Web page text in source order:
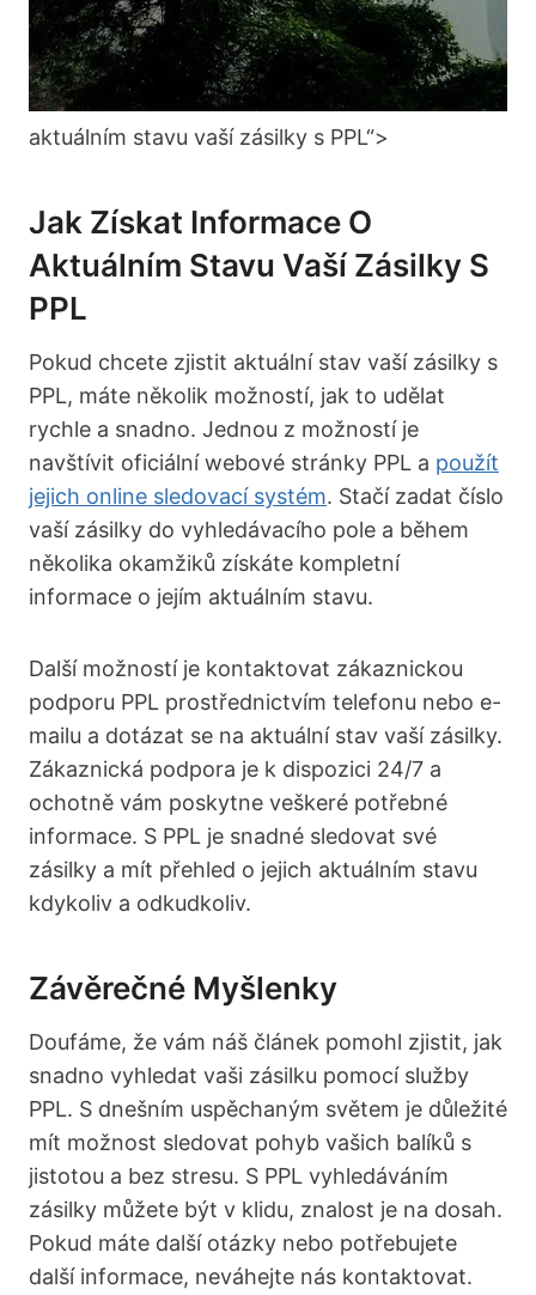
aktuálním stavu vaší zásilky s PPL“>
Jak Získat Informace O
Aktuálním Stavu Vaší Zásilky S
PPL
Pokud chcete zjistit aktuální stav vaší zásilky s
PPL, máte několik možností, jak to udělat
rychle a snadno. Jednou z možností je
navštívit oficiální‍ webové stránky PPL a použít
jejich online sledovací systém. Stačí zadat číslo
vaší zásilky do vyhledávacího pole a během
několika okamžiků získáte kompletní
informace o jejím aktuálním stavu.
Další možností je kontaktovat zákaznickou⁤
podporu PPL prostřednictvím telefonu nebo e-
mailu a dotázat se na ​aktuální stav⁣ vaší zásilky.
Zákaznická podpora je k dispozici 24/7 a
ochotně vám poskytne ⁢veškeré potřebné⁢
informace. S PPL je snadné sledovat své
zásilky a ⁤mít přehled o ⁤jejich aktuálním stavu
kdykoliv a odkudkoliv.
Závěrečné Myšlenky
Doufáme, že⁢ vám ‌náš článek pomohl zjistit, jak
snadno vyhledat vaši zásilku pomocí služby
PPL. S dnešním uspěchaným ‍světem je důležité⁣
mít možnost sledovat pohyb vašich balíků s
jistotou a​ bez stresu. S PPL vyhledáváním⁣
zásilky můžete‍ být v klidu, ⁣znalost je na dosah.
Pokud máte další otázky ​nebo potřebujete
další informace, neváhejte nás kontaktovat.